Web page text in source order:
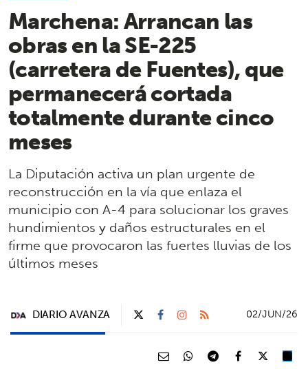
Marchena: Arrancan las
obras en la SE-225
(carretera de Fuentes), que
permanecerá cortada
totalmente durante cinco
meses
La Diputación activa un plan urgente de
reconstrucción en la vía que enlaza el
municipio con A-4 para solucionar los graves
hundimientos y daños estructurales en el
firme que provocaron las fuertes lluvias de los
últimos meses
DIARIO AVANZA 02/JUN/26